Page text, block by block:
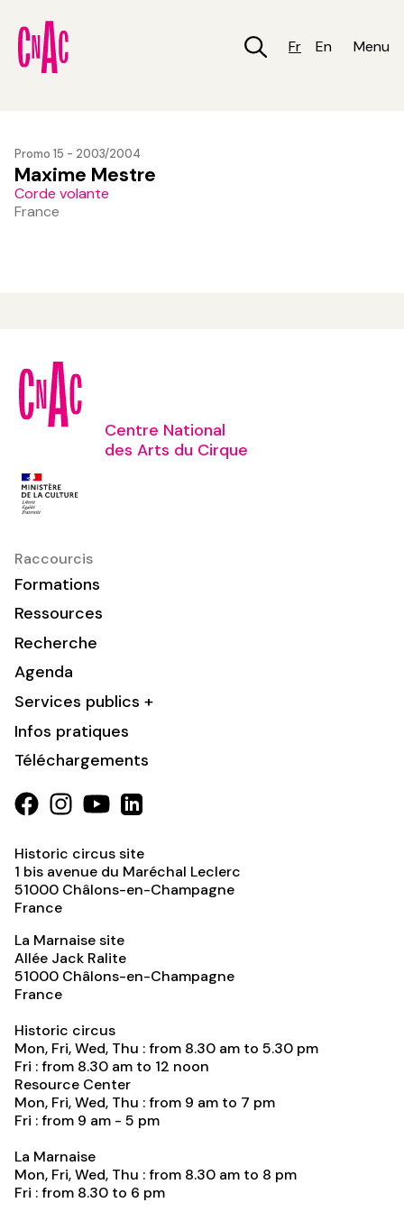
contenu
principal
Fr En Menu
Promo 15 - 2003/2004
Maxime Mestre
Corde volante
France
Centre National
des Arts du Cirque
Raccourcis
Formations
Ressources
Recherche
Agenda
Services publics +
Infos pratiques
Téléchargements
Historic circus site
1 bis avenue du Maréchal Leclerc
51000 Châlons-en-Champagne
France
La Marnaise site
Allée Jack Ralite
51000 Châlons-en-Champagne
France
Historic circus
Mon, Fri, Wed, Thu : from 8.30 am to 5.30 pm
Fri : from 8.30 am to 12 noon
Resource Center
Mon, Fri, Wed, Thu : from 9 am to 7 pm
Fri : from 9 am - 5 pm
La Marnaise
Mon, Fri, Wed, Thu : from 8.30 am to 8 pm
Fri : from 8.30 to 6 pm